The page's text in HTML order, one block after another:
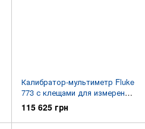
Калибратор-мультиметр Fluke
773 с клещами для измерения
малых токов (3362365)
115 625 грн